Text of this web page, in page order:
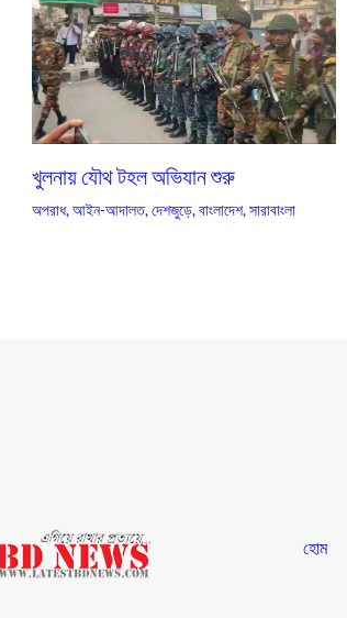
খুলনায় যৌথ টহল অভিযান শুরু
অপরাধ,আইন-আদালত,দেশজুড়ে,বাংলাদেশ,সারাবাংলা
হোম